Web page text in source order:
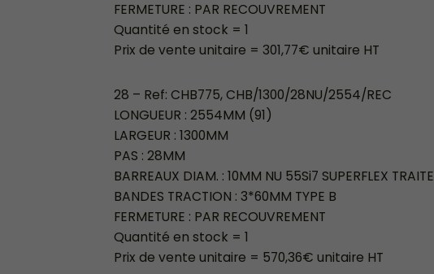
FERMETURE : PAR RECOUVREMENT
Quantité en stock = 1
Prix de vente unitaire = 301,77€ unitaire HT
28 – Ref: CHB775, CHB/1300/28NU/2554/REC
LONGUEUR : 2554MM (91)
LARGEUR : 1300MM
PAS : 28MM
BARREAUX DIAM. : 10MM NU 55Si7 SUPERFLEX TRAITE
BANDES TRACTION : 3*60MM TYPE B
FERMETURE : PAR RECOUVREMENT
Quantité en stock = 1
Prix de vente unitaire = 570,36€ unitaire HT